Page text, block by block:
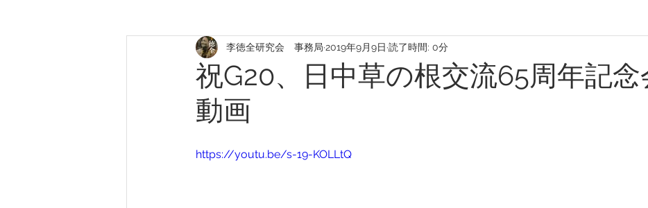
祝G20、日中草の根交流65周年記念
動画
李徳全研究会 事務局 2019年9月9日 読了時間: 0分
https://youtu.be/s-19-KOLLtQ